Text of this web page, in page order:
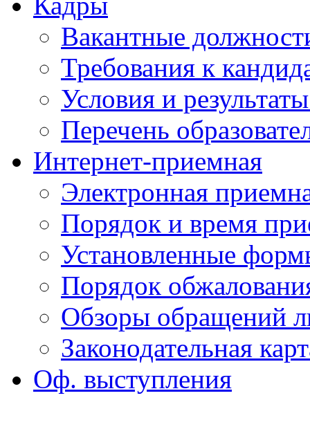
Вакантные
Требования к
Условия и
Перечень
Интернет-приемная
Электронная
Порядок и время
Установленные
Порядок
Обзоры обращений
Законодательная
Оф. выступления